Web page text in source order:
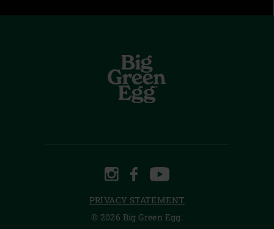
INSTAGRAM
FACEBOOKYOUTUBE
PRIVACY STATEMENT
© 2026 Big Green Egg.